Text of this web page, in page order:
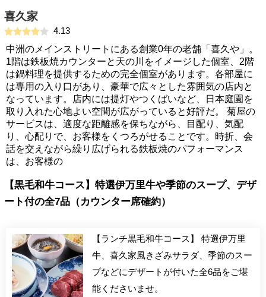
喜久家
4.13
中洲のメインストリートにある創業0年の老舗「喜久や」。
1階は鉄板焼カウンターと天の川をイメージした個室、2階
は鍋料理を提供するための完全個室があります。各部屋に
は専用の入り口があり、豪華で広々とした雰囲気の店内と
なっています。店内には提灯やつくばいなど、日本庭園を
取り入れた心地よい空間が広がっていると好評だ。 菊屋の
サービスは、適度な距離感を保ちながら、目配り、気配
り、心配りで、お客様をくつろがせることです。時折、会
話を交えながら繰り広げられる鉄板焼のパフォーマンス
は、お客様の
【黒毛和牛コース】特選伊万里牛や季節のスープ、デザ
ート付の全7品（カウンター席確約）
【ランチ黒毛和牛コース】 特選伊万里
牛、喜久家風きざみサラダ、季節のスー
プなどにデザートが付いた全6品をご堪
能くださいませ。